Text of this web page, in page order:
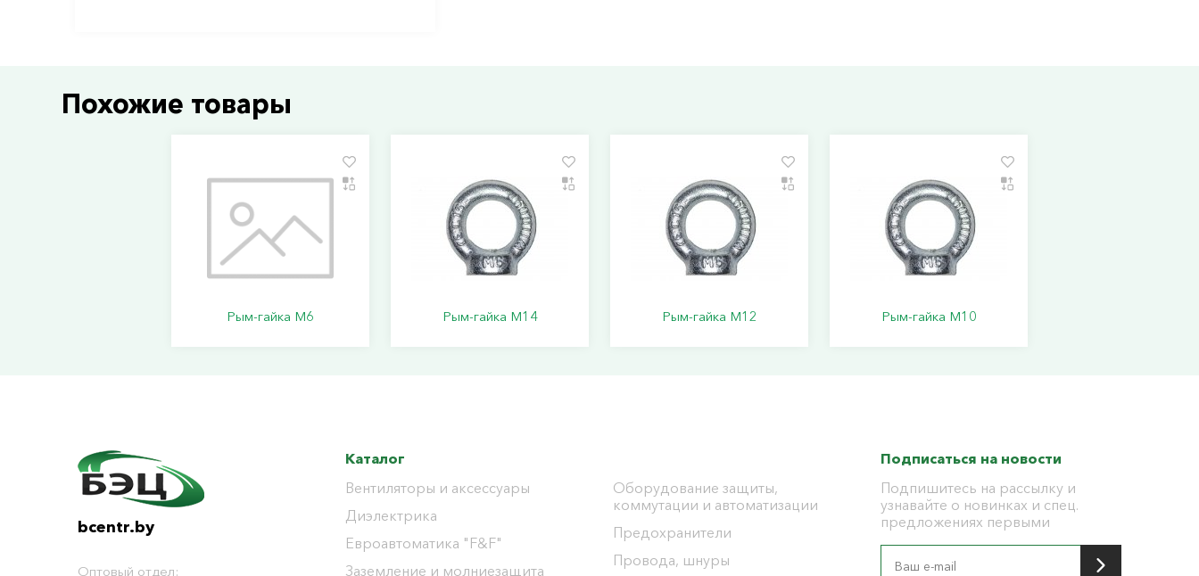
Похожие товары
Рым-гайка М6 Рым-гайка М14 Рым-гайка М12 Рым-гайка М10
bcentr.by
Оптовый отдел:
Каталог
Вентиляторы и аксессуары
Диэлектрика
Евроавтоматика "F&F"
Заземление и молниезащита
Оборудование защиты,
коммутации и автоматизации
Предохранители
Провода, шнуры
Подписаться на новости
Подпишитесь на рассылку и
узнавайте о новинках и спец.
предложениях первыми